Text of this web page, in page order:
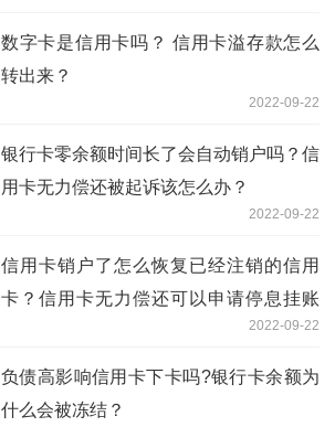
数字卡是信用卡吗？ 信用卡溢存款怎么
转出来？
2022-09-22
银行卡零余额时间长了会自动销户吗？信
用卡无力偿还被起诉该怎么办？
2022-09-22
信用卡销户了怎么恢复已经注销的信用
卡？信用卡无力偿还可以申请停息挂账
2022-09-22
负债高影响信用卡下卡吗?银行卡余额为
什么会被冻结？